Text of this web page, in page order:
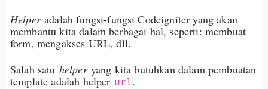
Helperadalah fungsi-fungsi Codeigniter yang akan
membantu kita dalam berbagai hal, seperti: membuat
form, mengakses URL, dll.
Salah satu helperyang kita butuhkan dalam pembuatan
template adalah helper url.